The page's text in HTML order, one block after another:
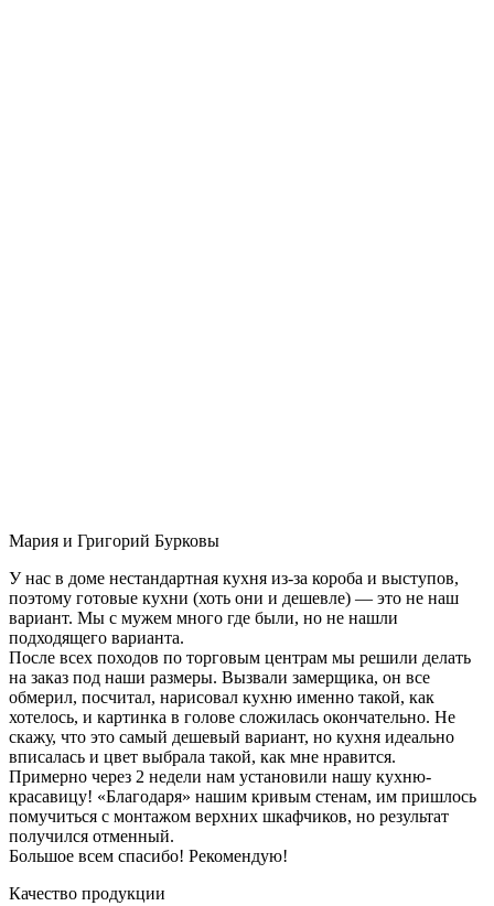
Мария и Григорий Бурковы
У нас в доме нестандартная кухня из-за короба и выступов,
поэтому готовые кухни (хоть они и дешевле) — это не наш
вариант. Мы с мужем много где были, но не нашли
подходящего варианта.
После всех походов по торговым центрам мы решили делать
на заказ под наши размеры. Вызвали замерщика, он все
обмерил, посчитал, нарисовал кухню именно такой, как
хотелось, и картинка в голове сложилась окончательно. Не
скажу, что это самый дешевый вариант, но кухня идеально
вписалась и цвет выбрала такой, как мне нравится.
Примерно через 2 недели нам установили нашу кухню-
красавицу! «Благодаря» нашим кривым стенам, им пришлось
помучиться с монтажом верхних шкафчиков, но результат
получился отменный.
Большое всем спасибо! Рекомендую!
Качество продукции